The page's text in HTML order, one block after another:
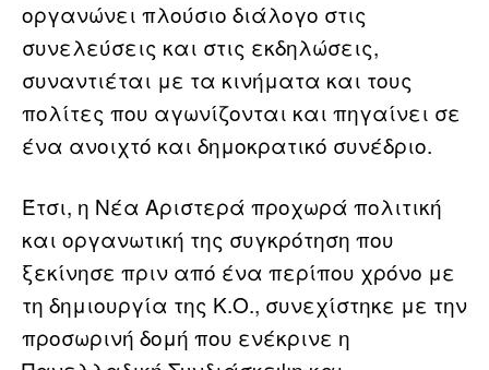
οργανώνει πλούσιο διάλογο στις
συνελεύσεις και στις εκδηλώσεις,
συναντιέται με τα κινήματα και τους
πολίτες που αγωνίζονται και πηγαίνει σε
ένα ανοιχτό και δημοκρατικό συνέδριο.
Έτσι, η Νέα Αριστερά προχωρά πολιτική
και οργανωτική της συγκρότηση που
ξεκίνησε πριν από ένα περίπου χρόνο με
τη δημιουργία της Κ.Ο., συνεχίστηκε με την
προσωρινή δομή που ενέκρινε η